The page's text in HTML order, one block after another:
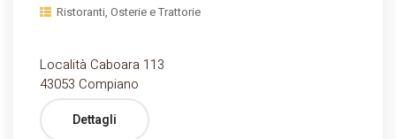
Ristoranti, Osterie e Trattorie
Località Caboara 113
43053 Compiano
Dettagli